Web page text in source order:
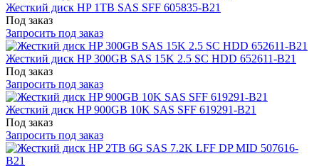
Жесткий диск HP 1TB SAS SFF 605835-B21
Под заказ
Запросить под заказ
Жесткий диск HP 300GB SAS 15K 2.5 SC HDD 652611-B21
Под заказ
Запросить под заказ
Жесткий диск HP 900GB 10K SAS SFF 619291-B21
Под заказ
Запросить под заказ